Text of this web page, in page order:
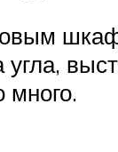
угла,
много.